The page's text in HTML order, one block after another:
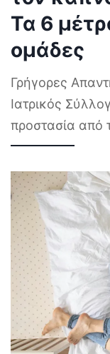
Τα 6
ομάδες
Γρήγορες
Ιατρικός
προστασία από